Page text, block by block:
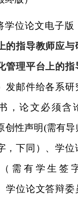
学位论文电子版
的指导教师应与
管理平台上的指
发邮件给各系研
，论文必须含
创性声明(需有导
，下同）、学位
需有学生签
学位论文答辩委